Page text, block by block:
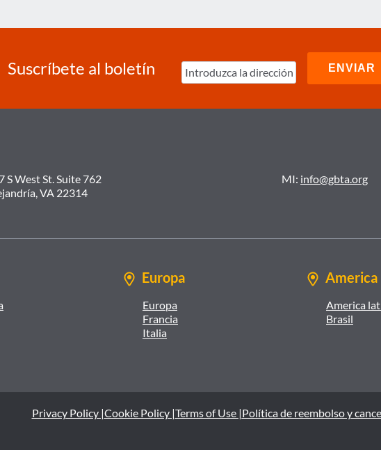
Suscríbete al boletín
S West St. Suite 762
VA 22314
MI: info@gbta.org
Europa
Europa
Francia
Italia
America
America
Brasil
Privacy Policy |Cookie Policy |Terms of Use |Política de reembolso y